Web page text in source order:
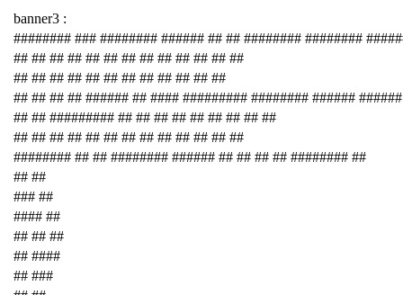
banner3 :
######## ### ######## ###### ## ## ######## ########
## ## ## ## ## ## ## ## ## ## ## ## ##
## ## ## ## ## ## ## ## ## ## ## ##
## ## ## ## ###### ## #### ######### ######## ###### ######
## ## ######### ## ## ## ## ## ## ## ## ##
## ## ## ## ## ## ## ## ## ## ## ## ##
######## ## ## ######## ###### ## ## ## ## ######## ##
## ##
### ##
#### ##
## ## ##
## ####
## ###